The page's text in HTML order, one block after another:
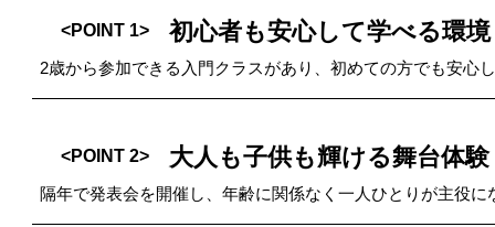
<POINT 1> 初心者も安心して学べる環境
2歳から参加できる入門クラスがあり、初めての方でも安心
<POINT 2> 大人も子供も輝ける舞台体験
隔年で発表会を開催し、年齢に関係なく一人ひとりが主役